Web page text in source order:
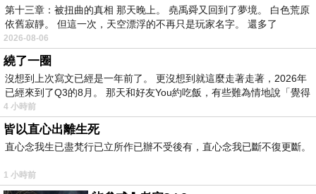
網購經驗10多年的我在想FX CREATIONS-Wexia系
列-直式側背包(小)-深灰 WEX69576-45在網路上買
應該會比較便宜，
而且24小時都能買，上網慢慢挑選，慢慢比價，不
用等店家開門也不用看店員臉色， 這麼方便當
第十三章：被扭曲的真相 那天晚上。 堯禹舜又回到了夢境。 白色荒原
依舊寂靜。 但這一次，天空漂浮的不再只是玩家名字。 還多了
2026-08-06
繞了一圈
沒想到上次寫文已經是一年前了。 更沒想到就這麼走著走著，2026年
已經來到了Q3的8月。 那天和好友You約吃飯，有些難為情地說「覺得
4 小時前
皆以直心出離生死
直心念我生已盡梵行已立所作已辦不受後有，直心念我已斷不復更斷。
1 小時前